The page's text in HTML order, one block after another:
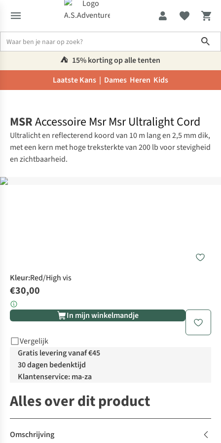
⛺️ 15% korting op alle tenten
Laatste Kans | Dames Heren Kids
MSRAccessoire Msr Msr Ultralight Cord
Ultralicht en reflecterend koord van 10 m lang en 2,5 mm dik,
met een kern met hoge treksterkte van 200 lb voor stevigheid
en zichtbaarheid.
Kleur:Red/High vis
€30,00
In mijn winkelmandje
Vergelijk
Gratis levering vanaf €45
30 dagen bedenktijd
Klantenservice: ma-za
Alles over dit product
Omschrijving